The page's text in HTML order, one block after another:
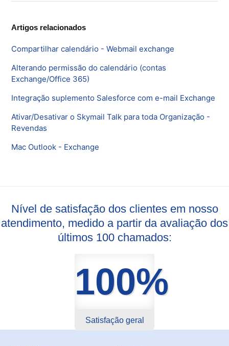
Artigos relacionados
Compartilhar calendário - Webmail exchange
Alterando permissão do calendário (contas
Exchange/Office 365)
Integração suplemento Salesforce com e-mail Exchange
Ativar/Desativar o Skymail Talk para toda Organização -
Revendas
Mac Outlook - Exchange
Nível de satisfação dos clientes em nosso
atendimento, medido a partir da avaliação dos
últimos 100 chamados:
100%
Satisfação geral